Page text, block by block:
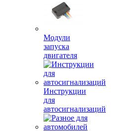
Модули
запуска
двигателя
Инструкции
для
автосигнализаций